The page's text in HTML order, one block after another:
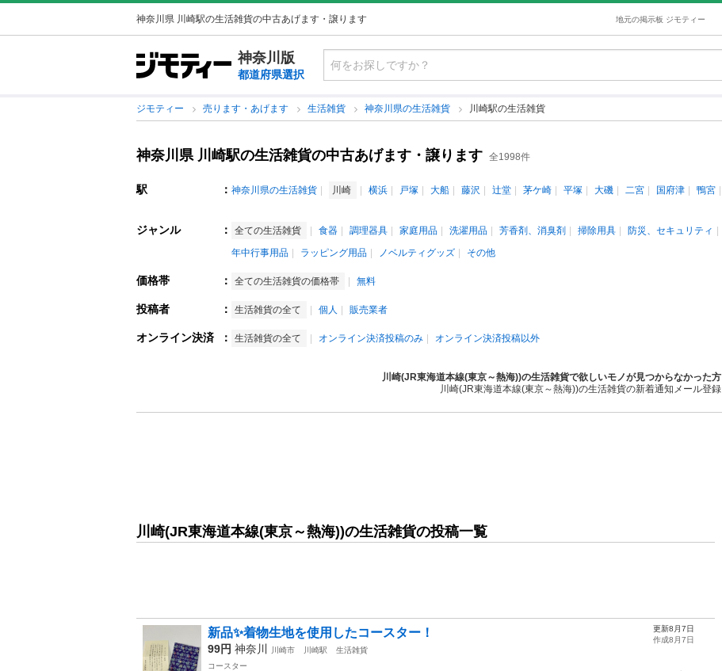
神奈川県 川崎駅の生活雑貨の中古あげます・譲ります 地元の掲示板 ジモティー
神奈川版
都道府県選択
ジモティー 売ります・あげます 生活雑貨 神奈川県の生活雑貨 川崎駅の生活雑貨
神奈川県 川崎駅の生活雑貨の中古あげます・譲ります 全1998件
駅 ： 神奈川県の生活雑貨 川崎 横浜 戸塚 大船 藤沢 辻堂 茅ケ崎 平塚 大磯 二宮 国府津 鴨宮
ジャンル ： 全ての生活雑貨 食器 調理器具 家庭用品 洗濯用品 芳香剤、消臭剤 掃除用具 防災、セキュリティ
年中行事用品
ラッピング用品 ノベルティグッズ その他
価格帯 ： 全ての生活雑貨の価格帯 無料
投稿者 ： 生活雑貨の全て 個人 販売業者
オンライン決済 ： 生活雑貨の全て オンライン決済投稿のみ オンライン決済投稿以外
川崎(JR東海道本線(東京～熱海))の生活雑貨で欲しいモノが見つからなかった方
川崎(JR東海道本線(東京～熱海))の生活雑貨の新着通知メール登録
川崎(JR東海道本線(東京～熱海))の生活雑貨の投稿一覧
新品✨着物生地を使用したコースター！
99円 神奈川 川崎市 川崎駅
生活雑貨
コースター
更新8月7日
作成8月7日